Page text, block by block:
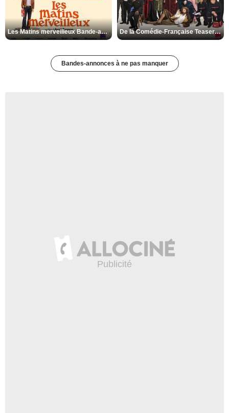
Les Matins merveilleux Bande-annonce VF De la Comédie-Française Teaser VF
Bandes-annonces à ne pas manquer